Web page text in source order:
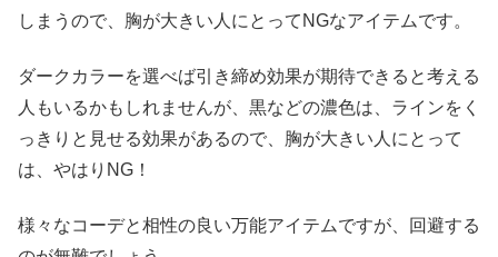
しまうので、胸が大きい人にとってNGなアイテムです。
ダークカラーを選べば引き締め効果が期待できると考える
人もいるかもしれませんが、黒などの濃色は、ラインをく
っきりと見せる効果があるので、胸が大きい人にとって
は、やはりNG！
様々なコーデと相性の良い万能アイテムですが、回避する